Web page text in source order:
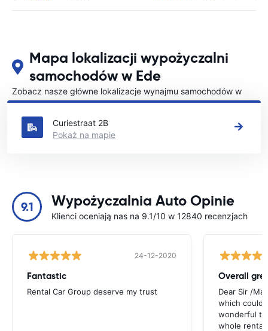
Mapa lokalizacji wypożyczalni
samochodów w Ede
Zobacz nasze główne lokalizacje wynajmu samochodów w
Ede
Curiestraat 2B
Pokaż na mapie
9.1 Wypożyczalnia Auto Opinie
Klienci oceniają nas na 9.1/10 w 12840 recenzjach
24-12-2020
Fantastic
Rental Car Group deserve my trust
Overall
Dear Sir /
which could
wonderful to
whole